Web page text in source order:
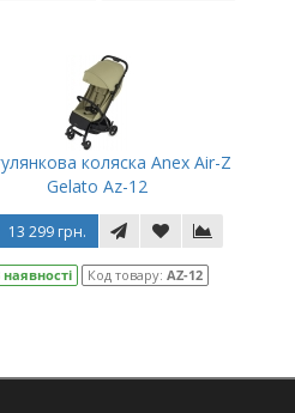
коляска Anex Air-Z
Gelato Az-12
13 299 грн.
наявності Код товару: AZ-12